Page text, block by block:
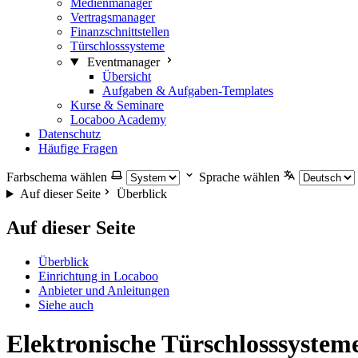
Medienmanager
Vertragsmanager
Finanzschnittstellen
Türschlosssysteme
Eventmanager
Übersicht
Aufgaben & Aufgaben-Templates
Kurse & Seminare
Locaboo Academy
Datenschutz
Häufige Fragen
Farbschema wählen
Sprache wählen
Auf dieser Seite
Überblick
Auf dieser Seite
Überblick
Einrichtung in Locaboo
Anbieter und Anleitungen
Siehe auch
Elektronische